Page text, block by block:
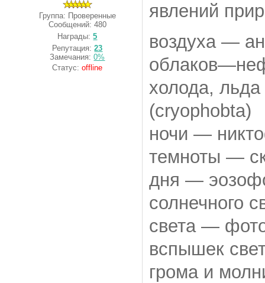
Группа: Проверенные
Сообщений: 480
Награды:5
Репутация:23
Замечания:0%
Статус:offline
явлений
воздуха —
холода,
(cryophobta)
ночи —
темноты —
дня —
солнечного
света —
вспышек
грома и